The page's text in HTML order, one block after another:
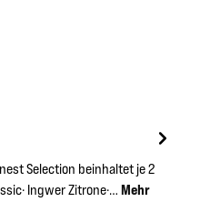
Selection beinhaltet je 2
Ingwer Zitrone·… Mehr